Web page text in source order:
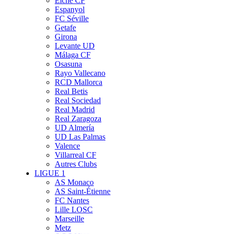
Espanyol
FC Séville
Getafe
Girona
Levante UD
Málaga CF
Osasuna
Rayo Vallecano
RCD Mallorca
Real Betis
Real Sociedad
Real Madrid
Real Zaragoza
UD Almería
UD Las Palmas
Valence
Villarreal CF
Autres Clubs
LIGUE 1
AS Monaco
AS Saint-Étienne
FC Nantes
Lille LOSC
Marseille
Metz